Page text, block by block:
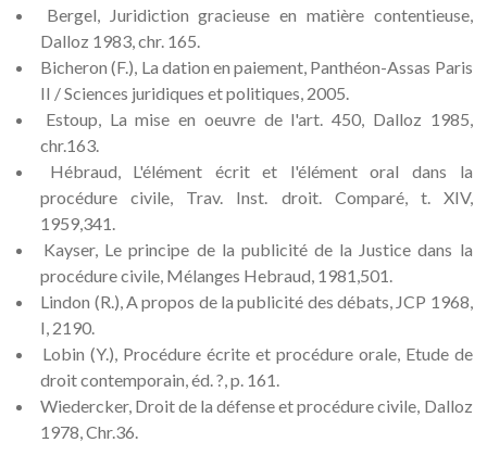
Bergel, Juridiction gracieuse en matière contentieuse,
Dalloz 1983, chr. 165.
Bicheron (F.), La dation en paiement, Panthéon-Assas Paris
II / Sciences juridiques et politiques, 2005.
Estoup, La mise en oeuvre de l'art. 450, Dalloz 1985,
chr.163.
Hébraud, L'élément écrit et l'élément oral dans la
procédure civile, Trav. Inst. droit. Comparé, t. XIV,
1959,341.
Kayser, Le principe de la publicité de la Justice dans la
procédure civile, Mélanges Hebraud, 1981,501.
Lindon (R.), A propos de la publicité des débats, JCP 1968,
I, 2190.
Lobin (Y.), Procédure écrite et procédure orale, Etude de
droit contemporain, éd. ?, p. 161.
Wiedercker, Droit de la défense et procédure civile, Dalloz
1978, Chr.36.